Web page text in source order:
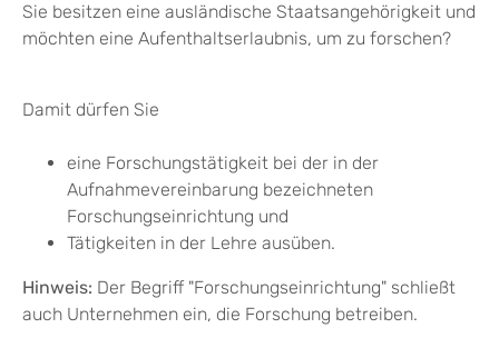
Sie besitzen eine ausländische Staatsangehörigkeit und
möchten eine Aufenthaltserlaubnis, um zu forschen?
Damit dürfen Sie
eine Forschungstätigkeit bei der in der
Aufnahmevereinbarung bezeichneten
Forschungseinrichtung und
Tätigkeiten in der Lehre ausüben.
Hinweis: Der Begriff "Forschungseinrichtung" schließt
auch Unternehmen ein, die Forschung betreiben.